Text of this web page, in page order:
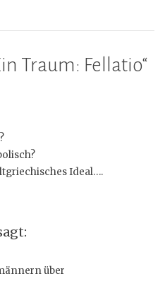
Traum: Fellatio“
Ideal….
über